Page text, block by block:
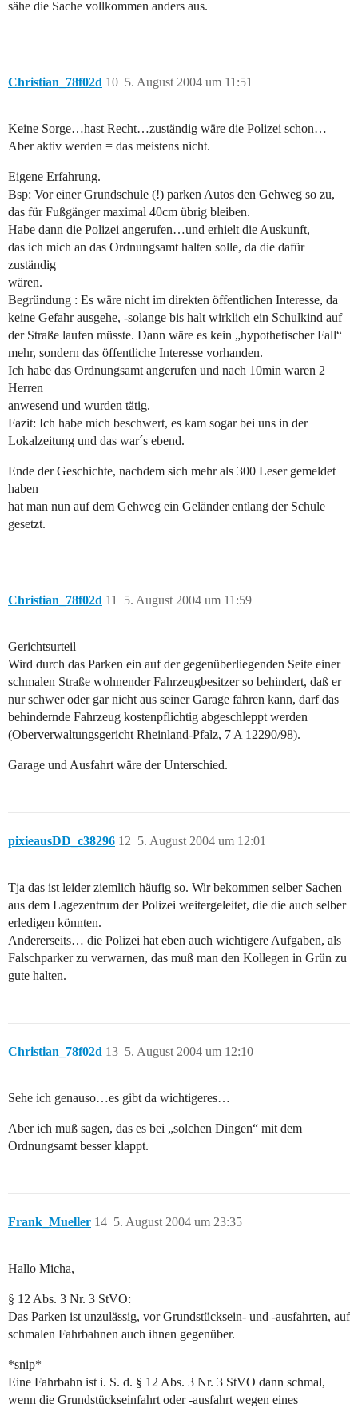
sähe die Sache vollkommen anders aus.
Christian_78f02d 5. August 2004 um 11:51
10
Keine Sorge…hast Recht…zuständig wäre die Polizei schon…
Aber aktiv werden = das meistens nicht.
Eigene Erfahrung.
Bsp: Vor einer Grundschule (!) parken Autos den Gehweg so zu,
das für Fußgänger maximal 40cm übrig bleiben.
Habe dann die Polizei angerufen…und erhielt die Auskunft,
das ich mich an das Ordnungsamt halten solle, da die dafür
zuständig
wären.
Begründung : Es wäre nicht im direkten öffentlichen Interesse, da
keine Gefahr ausgehe, -solange bis halt wirklich ein Schulkind auf
der Straße laufen müsste. Dann wäre es kein „hypothetischer Fall“
mehr, sondern das öffentliche Interesse vorhanden.
Ich habe das Ordnungsamt angerufen und nach 10min waren 2
Herren
anwesend und wurden tätig.
Fazit: Ich habe mich beschwert, es kam sogar bei uns in der
Lokalzeitung und das war´s ebend.
Ende der Geschichte, nachdem sich mehr als 300 Leser gemeldet
haben
hat man nun auf dem Gehweg ein Geländer entlang der Schule
gesetzt.
Christian_78f02d 5. August 2004 um 11:59
11
Gerichtsurteil
Wird durch das Parken ein auf der gegenüberliegenden Seite einer
schmalen Straße wohnender Fahrzeugbesitzer so behindert, daß er
nur schwer oder gar nicht aus seiner Garage fahren kann, darf das
behindernde Fahrzeug kostenpflichtig abgeschleppt werden
(Oberverwaltungsgericht Rheinland-Pfalz, 7 A 12290/98).
Garage und Ausfahrt wäre der Unterschied.
pixieausDD_c38296 5. August 2004 um 12:01
12
Tja das ist leider ziemlich häufig so. Wir bekommen selber Sachen
aus dem Lagezentrum der Polizei weitergeleitet, die die auch selber
erledigen könnten.
Andererseits… die Polizei hat eben auch wichtigere Aufgaben, als
Falschparker zu verwarnen, das muß man den Kollegen in Grün zu
gute halten.
Christian_78f02d 5. August 2004 um 12:10
13
Sehe ich genauso…es gibt da wichtigeres…
Aber ich muß sagen, das es bei „solchen Dingen“ mit dem
Ordnungsamt besser klappt.
Frank_Mueller 5. August 2004 um 23:35
14
Hallo Micha,
§ 12 Abs. 3 Nr. 3 StVO:
Das Parken ist unzulässig, vor Grundstücksein- und -ausfahrten, auf
schmalen Fahrbahnen auch ihnen gegenüber.
*snip*
Eine Fahrbahn ist i. S. d. § 12 Abs. 3 Nr. 3 StVO dann schmal,
wenn die Grundstückseinfahrt oder -ausfahrt wegen eines